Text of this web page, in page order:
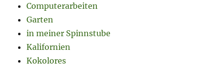
Computerarbeiten
Garten
in meiner Spinnstube
Kalifornien
Kokolores